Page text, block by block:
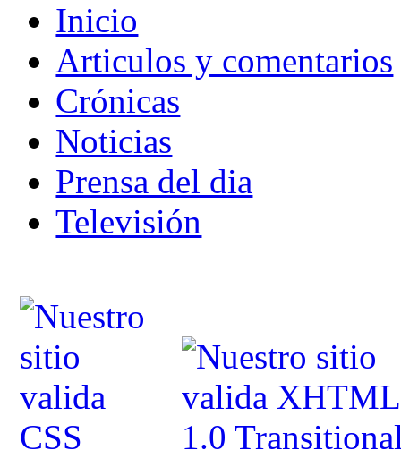
Inicio
Articulos y comentarios
Crónicas
Noticias
Prensa del dia
Televisión